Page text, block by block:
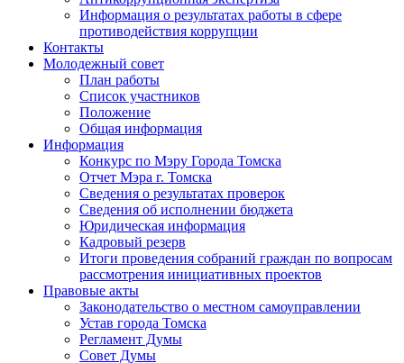
Информация о результатах работы в сфере
противодействия коррупции
Контакты
Молодежный совет
План работы
Список участников
Положение
Общая информация
Информация
Конкурс по Мэру Города Томска
Отчет Мэра г. Томска
Сведения о результатах проверок
Сведения об исполнении бюджета
Юридическая информация
Кадровый резерв
Итоги проведения собраний граждан по вопросам
рассмотрения инициативных проектов
Правовые акты
Законодательство о местном самоуправлении
Устав города Томска
Регламент Думы
Совет Думы